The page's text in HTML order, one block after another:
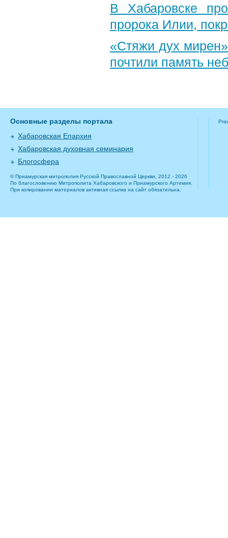
В Хабаровске
пророка Илии,
«Стяжи дух
почтили память
Основные разделы портала
Хабаровская Епархия
Хабаровская духовная семинария
Блогосфера
© Приамурская митрополия Русской Православной Церкви, 2012 - 2026
По благословению Митрополита Хабаровского и Приамурского Артемия.
При копировании материалов активная ссылка на сайт обязательна.